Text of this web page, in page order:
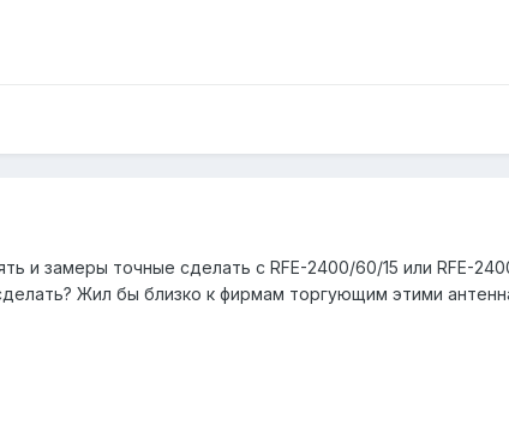
и замеры точные сделать с RFE-2400/60/15 или RFE-
Жил бы близко к фирмам торгующим этими